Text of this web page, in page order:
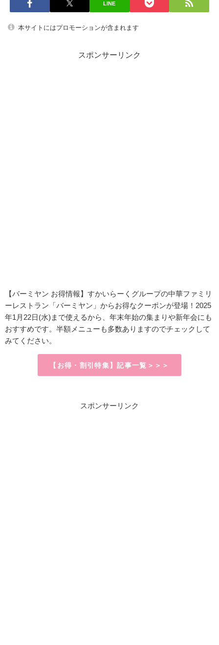
LINE
本サイトにはプロモーションが含まれます
スポンサーリンク
【バーミヤン お得情報】すかいらーくグループの中華ファミリ
ーレストラン「バーミヤン」からお得なクーポンが登場！2025
年1月22日(水)まで使えるから、年末年始の集まりや新年会にも
おすすめです。半額メニューも多数ありますのでチェックして
みてください。
【お得・割引特集】記事一覧＞＞＞
スポンサーリンク